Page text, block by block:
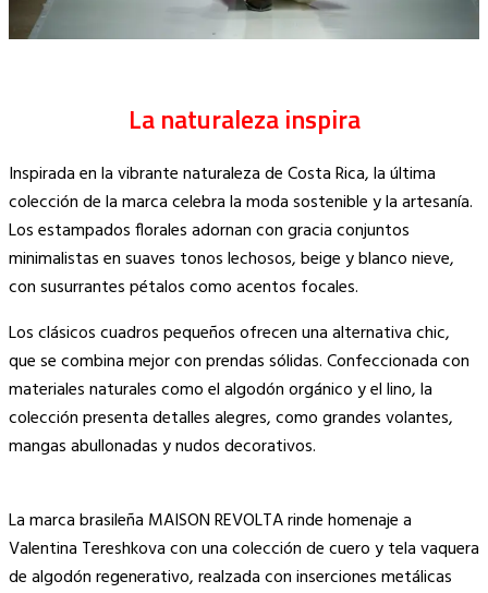
La naturaleza inspira
Inspirada en la vibrante naturaleza de Costa Rica, la última
colección de la marca celebra la moda sostenible y la artesanía.
Los estampados florales adornan con gracia conjuntos
minimalistas en suaves tonos lechosos, beige y blanco nieve,
con susurrantes pétalos como acentos focales.
Los clásicos cuadros pequeños ofrecen una alternativa chic,
que se combina mejor con prendas sólidas. Confeccionada con
materiales naturales como el algodón orgánico y el lino, la
colección presenta detalles alegres, como grandes volantes,
mangas abullonadas y nudos decorativos.
La marca brasileña MAISON REVOLTA rinde homenaje a
Valentina Tereshkova con una colección de cuero y tela vaquera
de algodón regenerativo, realzada con inserciones metálicas